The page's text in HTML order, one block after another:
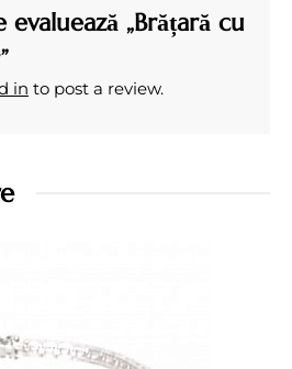
„Brățară cu
in to post a review.